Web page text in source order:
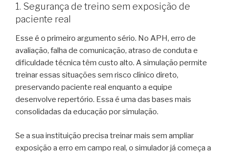
1. Segurança de treino sem exposição de
paciente real
Esse é o primeiro argumento sério. No APH, erro de
avaliação, falha de comunicação, atraso de conduta e
dificuldade técnica têm custo alto. A simulação permite
treinar essas situações sem risco clínico direto,
preservando paciente real enquanto a equipe
desenvolve repertório. Essa é uma das bases mais
consolidadas da educação por simulação.
Se a sua instituição precisa treinar mais sem ampliar
exposição a erro em campo real, o simulador já começa a